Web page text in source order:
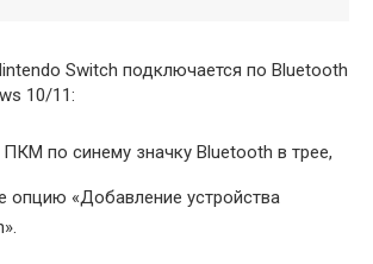
Switch подключается по Bluetooth
10/11:
по синему значку Bluetooth в трее,
опцию «Добавление устройства